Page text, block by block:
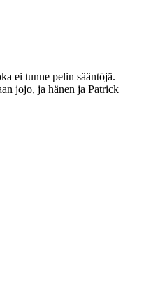
ei tunne pelin sääntöjä.
jojo, ja hänen ja Patrick